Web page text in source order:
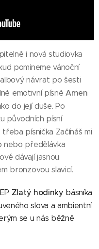
i nová studiovka
pomineme vánoční
návrat po šesti
emotivní písněAmen
do její duše. Po
původních písní
třeba písnička Začínáš mi
nebo předělávka
dávají jasnou
bronzovou slavicí.
Zlatý hodinky básníka
slova a ambientní
se u nás běžně